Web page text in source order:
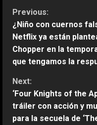
C
o
n
t
i
n
Previous:
¿Niño con cuernos
Netflix ya están
Chopper en la
que tengamos la
Next:
‘Four Knights of the
tráiler con acción y
para la secuela de